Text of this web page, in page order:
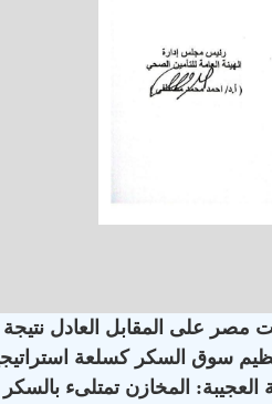
على المقابل العادل نتيجة
سوق السكر كسلعة
مستمرة ؟! ( 5 )